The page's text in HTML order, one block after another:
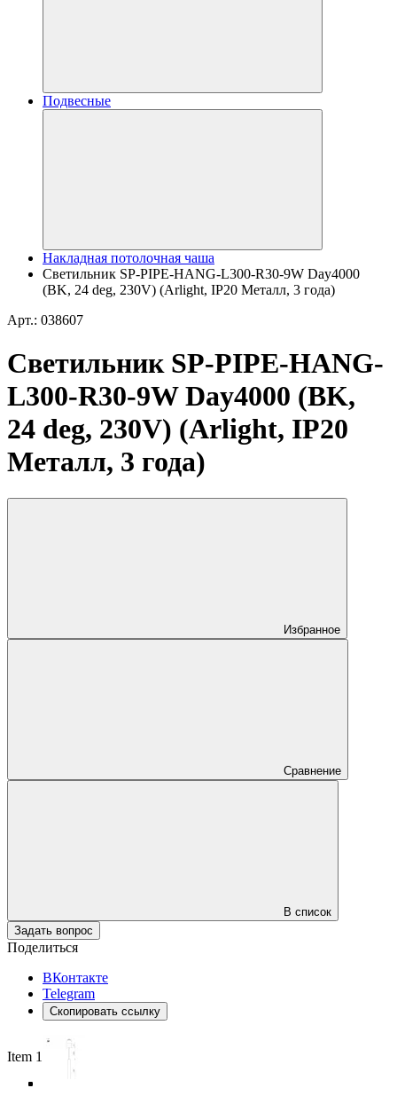
Подвесные
Накладная потолочная чаша
Светильник SP-PIPE-HANG-L300-R30-9W Day4000
(BK, 24 deg, 230V) (Arlight, IP20 Металл, 3 года)
Арт.: 038607
Светильник SP-PIPE-HANG-
L300-R30-9W Day4000 (BK,
24 deg, 230V) (Arlight, IP20
Металл, 3 года)
Избранное
Сравнение
В список
Задать вопрос
Поделиться
ВКонтакте
Telegram
Скопировать ссылку
Item 1 of 5